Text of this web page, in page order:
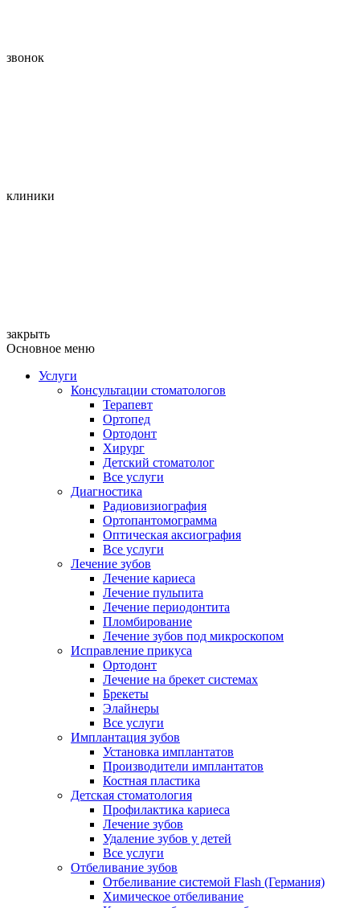
звонок
клиники
закрыть
Основное меню
Услуги
Консультации стоматологов
Терапевт
Ортопед
Ортодонт
Хирург
Детский стоматолог
Все услуги
Диагностика
Радиовизиография
Ортопантомограмма
Оптическая аксиография
Все услуги
Лечение зубов
Лечение кариеса
Лечение пульпита
Лечение периодонтита
Пломбирование
Лечение зубов под микроскопом
Исправление прикуса
Ортодонт
Лечение на брекет системах
Брекеты
Элайнеры
Все услуги
Имплантация зубов
Установка имплантатов
Производители имплантатов
Костная пластика
Детская стоматология
Профилактика кариеса
Лечение зубов
Удаление зубов у детей
Все услуги
Отбеливание зубов
Отбеливание системой Flash (Германия)
Химическое отбеливание